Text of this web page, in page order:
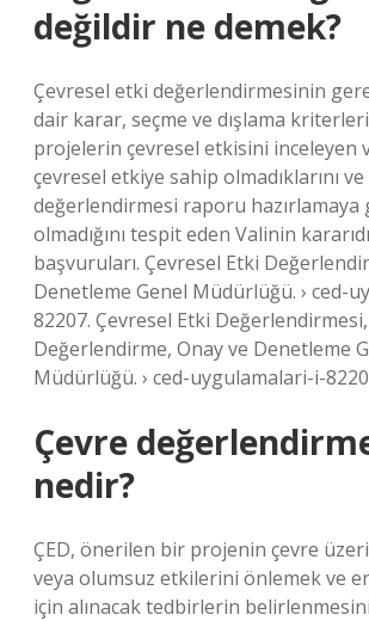
değildir ne demek?
Çevresel etki değerlendirmesinin
dair karar, seçme ve dışlama
projelerin çevresel etkisini inceleyen
çevresel etkiye sahip olmadıklarını
değerlendirmesi raporu hazırlamaya
olmadığını tespit eden Valinin
başvuruları. Çevresel Etki
Denetleme Genel Müdürlüğü. › ced-
82207. Çevresel Etki Değerlendirmesi,
Değerlendirme, Onay ve Denetleme
Müdürlüğü. › ced-uygulamalari-i-
Çevre
nedir?
ÇED, önerilen bir projenin çevre
veya olumsuz etkilerini önlemek ve
için alınacak tedbirlerin